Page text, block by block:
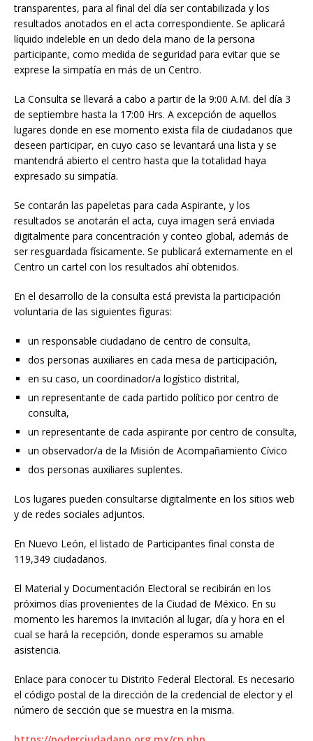
transparentes, para al final del día ser contabilizada y los
resultados anotados en el acta correspondiente. Se aplicará
líquido indeleble en un dedo dela mano de la persona
participante, como medida de seguridad para evitar que se
exprese la simpatía en más de un Centro.
La Consulta se llevará a cabo a partir de la 9:00 A.M. del día 3
de septiembre hasta la 17:00 Hrs. A excepción de aquellos
lugares donde en ese momento exista fila de ciudadanos que
deseen participar, en cuyo caso se levantará una lista y se
mantendrá abierto el centro hasta que la totalidad haya
expresado su simpatía.
Se contarán las papeletas para cada Aspirante, y los
resultados se anotarán el acta, cuya imagen será enviada
digitalmente para concentración y conteo global, además de
ser resguardada físicamente. Se publicará externamente en el
Centro un cartel con los resultados ahí obtenidos.
En el desarrollo de la consulta está prevista la participación
voluntaria de las siguientes figuras:
un responsable ciudadano de centro de consulta,
dos personas auxiliares en cada mesa de participación,
en su caso, un coordinador/a logístico distrital,
un representante de cada partido político por centro de
consulta,
un representante de cada aspirante por centro de consulta,
un observador/a de la Misión de Acompañamiento Cívico
dos personas auxiliares suplentes.
Los lugares pueden consultarse digitalmente en los sitios web
y de redes sociales adjuntos.
En Nuevo León, el listado de Participantes final consta de
119,349 ciudadanos.
El Material y Documentación Electoral se recibirán en los
próximos días provenientes de la Ciudad de México. En su
momento les haremos la invitación al lugar, día y hora en el
cual se hará la recepción, donde esperamos su amable
asistencia.
Enlace para conocer tu Distrito Federal Electoral. Es necesario
el código postal de la dirección de la credencial de elector y el
número de sección que se muestra en la misma.